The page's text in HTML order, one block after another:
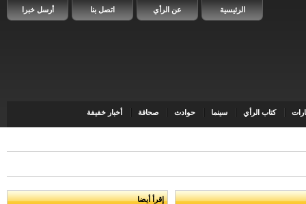
أرسل خبرا اتصل بنا عن الرأي الرئيسية
كتاب الرأي سينما حوادث صحافة أخبار خفيفة
إقرأ أيضا